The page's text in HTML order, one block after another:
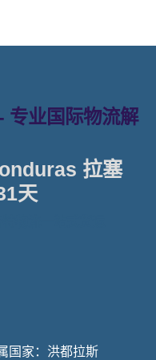
专业国际物流解
拉塞
天
国家：洪都拉斯